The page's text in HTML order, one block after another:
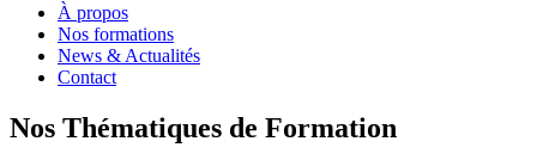
À propos
Nos formations
News & Actualités
Contact
Nos Thématiques de Formation